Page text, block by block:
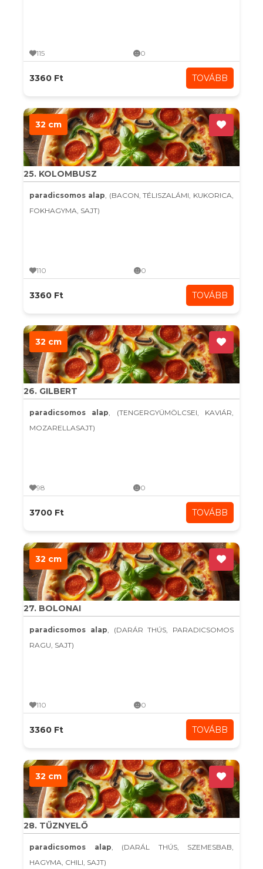
115 0
3360 Ft TOVÁBB
32 cm
25. KOLOMBUSZ
paradicsomos alap, (BACON, TÉLISZALÁMI, KUKORICA,
FOKHAGYMA, SAJT)
110 0
3360 Ft TOVÁBB
32 cm
26. GILBERT
paradicsomos alap, (TENGERGYÜMÖLCSEI, KAVIÁR,
MOZARELLASAJT)
98 0
3700 Ft TOVÁBB
32 cm
27. BOLONAI
paradicsomos alap, (DARÁR THÚS, PARADICSOMOS
RAGU, SAJT)
110 0
3360 Ft TOVÁBB
32 cm
28. TŰZNYELŐ
paradicsomos alap, (DARÁL THÚS, SZEMESBAB,
HAGYMA, CHILI, SAJT)